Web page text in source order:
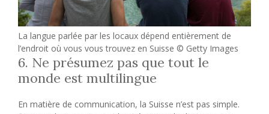
La langue parlée par les locaux dépend entièrement de
l’endroit où vous vous trouvez en Suisse © Getty Images
6. Ne présumez pas que tout le
monde est multilingue
En matière de communication, la Suisse n’est pas simple.